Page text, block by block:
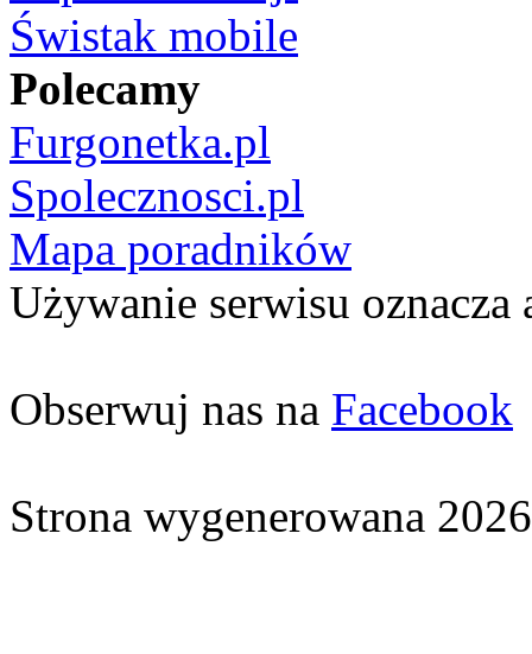
Świstak mobile
Polecamy
Furgonetka.pl
Spolecznosci.pl
Mapa poradników
Używanie serwisu oznacza
Obserwuj nas na Facebook
Strona wygenerowana